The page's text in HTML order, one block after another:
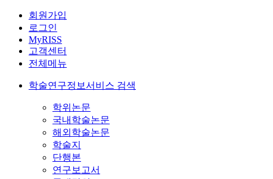
회원가입
로그인
MyRISS
고객센터
전체메뉴
학술연구정보서비스 검색
학위논문
국내학술논문
해외학술논문
학술지
단행본
연구보고서